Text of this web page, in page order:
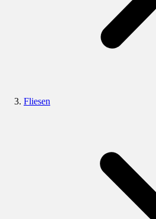
Fliesen